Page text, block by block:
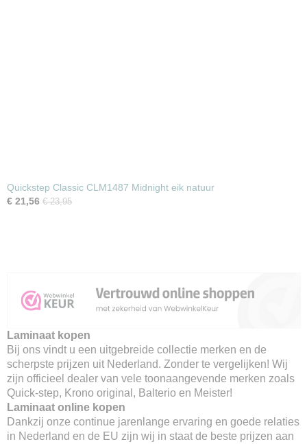
Quickstep Classic CLM1487 Midnight eik natuur
€ 21,56 € 23,95
Laminaat kopen
Bij ons vindt u een uitgebreide collectie merken en de
scherpste prijzen uit Nederland. Zonder te vergelijken! Wij
zijn officieel dealer van vele toonaangevende merken zoals
Quick-step, Krono original, Balterio en Meister!
Laminaat online kopen
Dankzij onze continue jarenlange ervaring en goede relaties
in Nederland en de EU zijn wij in staat de beste prijzen aan